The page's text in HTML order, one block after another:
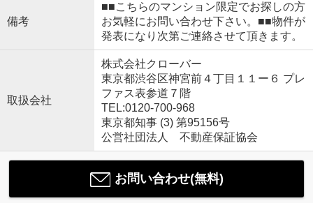
備考
■■こちらのマンション限定でお探しの方
お気軽にお問い合わせ下さい。■■物件が
発表になり次第ご連絡させて頂きます。
取扱会社
株式会社クローバー
東京都渋谷区神宮前４丁目１１ー６ プレ
ファス表参道７階
TEL:0120-700-968
東京都知事 (3) 第95156号
公営社団法人 不動産保証協会
お問い合わせ(無料)